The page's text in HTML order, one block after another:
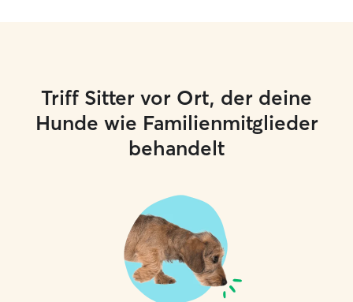
Triff Sitter vor Ort, der deine
Hunde wie Familienmitglieder
behandelt